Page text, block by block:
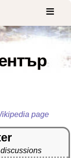
page